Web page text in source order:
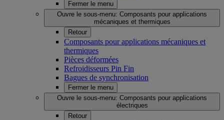
Fermer le menu
Ouvre le sous-menu: Composants pour applications
mécaniques et thermiques
Retour
Composants pour applications mécaniques et
thermiques
Pièces déformées
Refroidisseurs Pin Fin
Bagues de synchronisation
Fermer le menu
Ouvre le sous-menu: Composants pour applications
électriques
Retour